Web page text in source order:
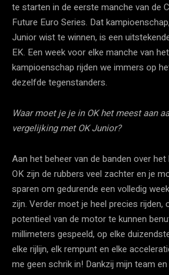
te starten in de eerste manche van de
Future Euro Series. Dat
Junior wist te winnen, is een
EK. Een week voor elke manche van
kampioenschap rijden we immers op
dezelfde tegenstanders.
Waar moet je je in OK het meest aan
vergelijking met OK Junior?
Aan het beheer van de banden over
OK zijn de rubbers veel zachter en je
sparen om gedurende een volledig
zijn. Verder moet je heel precies rijden,
potentieel van de motor te kunnen
millimeters gespeeld, op elke
elke rijlijn, elk rempunt en elke
me geen schrik in! Dankzij mijn team